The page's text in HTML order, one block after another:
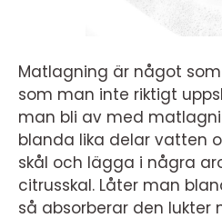
Matlagning är något
som man inte riktigt
man bli av med
blanda lika delar vatten
skål och lägga i några
citrusskal. Låter man
så absorberar den